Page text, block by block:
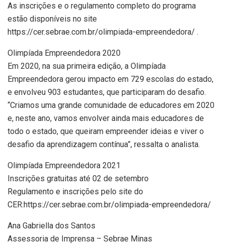
As inscrições e o regulamento completo do programa
estão disponíveis no site
https://cer.sebrae.com.br/olimpiada-empreendedora/ .
Olimpíada Empreendedora 2020
Em 2020, na sua primeira edição, a Olimpíada
Empreendedora gerou impacto em 729 escolas do estado,
e envolveu 903 estudantes, que participaram do desafio.
“Criamos uma grande comunidade de educadores em 2020
e, neste ano, vamos envolver ainda mais educadores de
todo o estado, que queiram empreender ideias e viver o
desafio da aprendizagem contínua”, ressalta o analista.
Olimpíada Empreendedora 2021
Inscrições gratuitas até 02 de setembro
Regulamento e inscrições pelo site do
CER:https://cer.sebrae.com.br/olimpiada-empreendedora/
Ana Gabriella dos Santos
Assessoria de Imprensa – Sebrae Minas